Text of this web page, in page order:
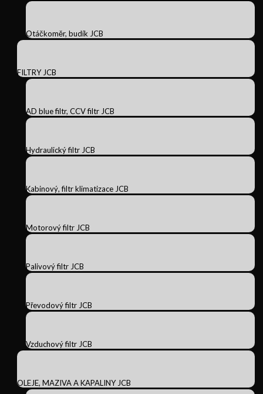
Otáčkoměr, budík JCB
FILTRY JCB
AD blue filtr, CCV filtr JCB
Hydraulický filtr JCB
Kabinový, filtr klimatizace JCB
Motorový filtr JCB
Palivový filtr JCB
Převodový filtr JCB
Vzduchový filtr JCB
OLEJE, MAZIVA A KAPALINY JCB